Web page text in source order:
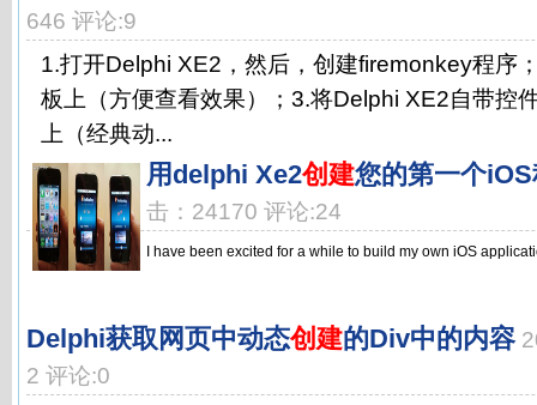
646 评论:9
1.打开Delphi XE2，然后，创建firemonkey程序
板上（方便查看效果）；3.将Delphi XE2自带控
上（经典动...
用delphi Xe2创建您的第一个
击：24170 评论:24
I have been excited for a while to build my own iOS
Delphi获取网页中动态创建的Div中的内容
2 评论:0